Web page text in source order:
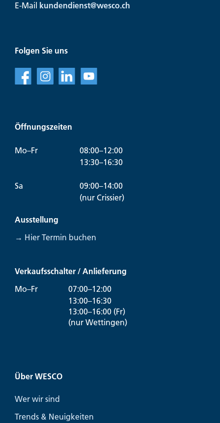
E-Mail kundendienst@wesco.ch
Folgen Sie uns
f l v
Öffnungszeiten
Mo–Fr
08:00–12:00
13:30–16:30
Sa
09:00–14:00
(nur Crissier)
Ausstellung
→ Hier Termin buchen
Verkaufsschalter / Anlieferung
Mo–Fr
07:00–12:00
13:00–16:30
13:00–16:00 (Fr)
(nur Wettingen)
Über WESCO
Wer wir sind
Trends & Neuigkeiten